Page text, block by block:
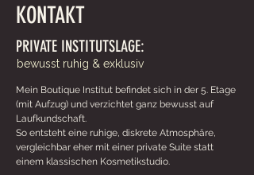
KONTAKT
PRIVATE INSTITUTSLAGE:
bewusst ruhig & exklusiv
Mein Boutique Institut befindet sich in der 5. Etage
(mit Aufzug) und verzichtet ganz bewusst auf
Laufkundschaft.
So entsteht eine ruhige, diskrete Atmosphäre,
vergleichbar eher mit einer private Suite statt
einem klassischen Kosmetikstudio.